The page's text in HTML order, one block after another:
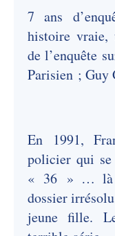
7 ans
histoire vraie,
de l’enquête
Parisien ; Guy
En 1991,
policier qui
« 36 » … là il
dossier
jeune fille.